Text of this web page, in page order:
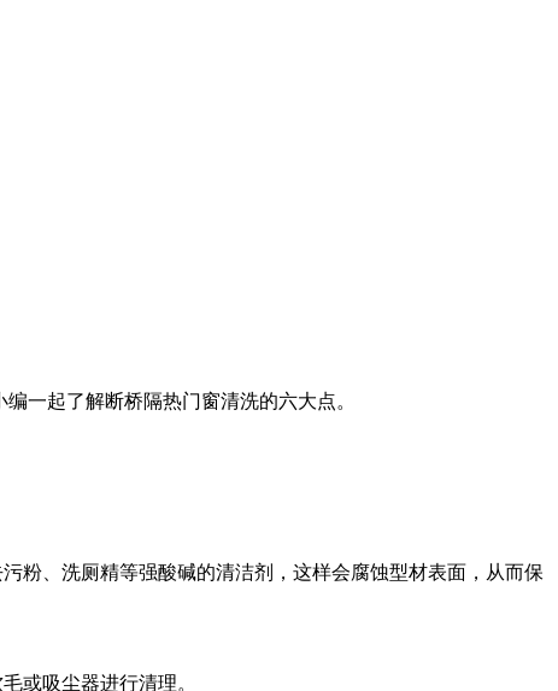
一起了解断桥隔热门窗清洗的六大点。
粉、洗厕精等强酸碱的清洁剂，这样会腐蚀型材表面，从而保
或吸尘器进行清理。